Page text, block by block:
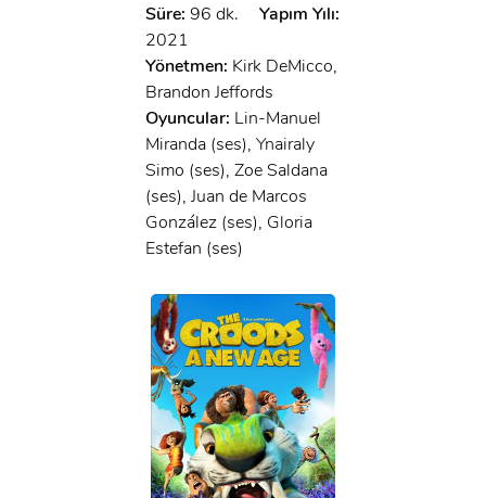
Süre: 96 dk.
Yapım Yılı:
2021
Yönetmen: Kirk DeMicco,
Brandon Jeffords
Oyuncular: Lin-Manuel
Miranda (ses), Ynairaly
Simo (ses), Zoe Saldana
(ses), Juan de Marcos
González (ses), Gloria
Estefan (ses)